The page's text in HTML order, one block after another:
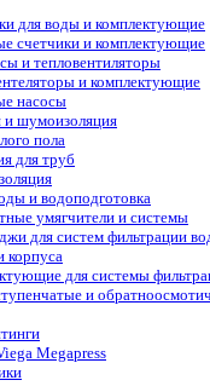
для воды и комплектующие
счетчики и комплектующие
и тепловентиляторы
и комплектующие
насосы
и шумоизоляция
пола
для труб
и водоподготовка
умягчители и системы
для систем фильтрации
корпуса
для системы
и
Megapress